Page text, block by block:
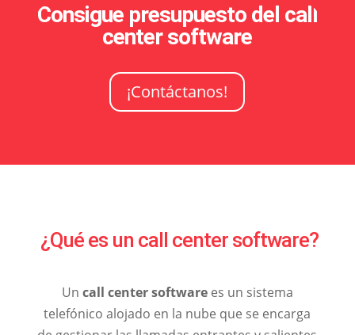
Consigue presupuesto del call
center software
¡Contáctanos!
¿Qué es un call center software?
Un call center softwarees un sistema
telefónico alojado en la nube que se encarga